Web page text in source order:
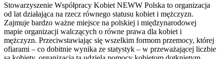
Stowarzyszenie Współpracy Kobiet NEWW Polska to organizacja
od lat działająca na rzecz równego statusu kobiet i mężczyzn.
Zajmuje bardzo ważne miejsce na polskiej i międzynarodowej
mapie organizacji walczących o równe prawa dla kobiet i
mężczyzn. Przeciwstawiając się wszelkim formom przemocy, której
ofiarami – co dobitnie wynika ze statystyk – w przeważającej liczbie